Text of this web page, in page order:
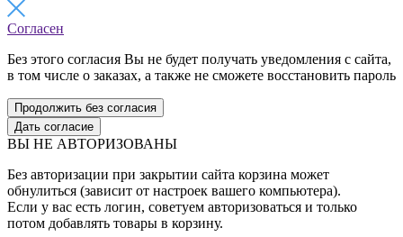
Согласен
Без этого согласия Вы не будет получать уведомления с сайта,
в том числе о заказах, а также не сможете восстановить пароль
Продолжить без согласия
Дать согласие
ВЫ НЕ АВТОРИЗОВАНЫ
Без авторизации при закрытии сайта корзина может
обнулиться (зависит от настроек вашего компьютера).
Если у вас есть логин, советуем авторизоваться и только
потом добавлять товары в корзину.